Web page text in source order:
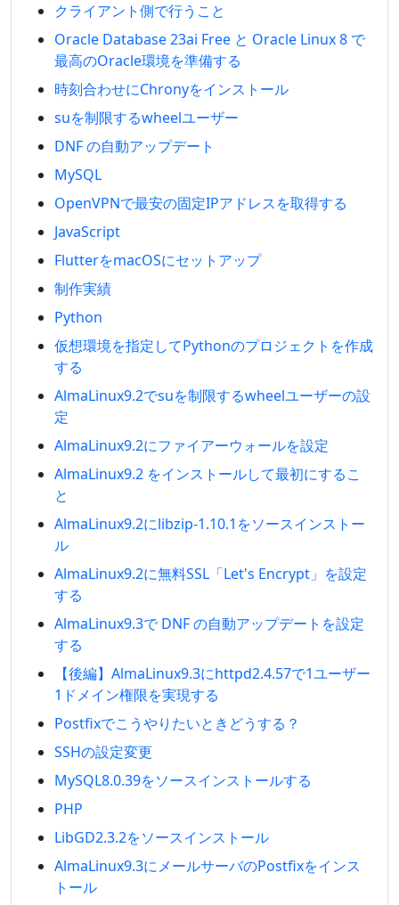
クライアント側で行うこと
Oracle Database 23ai Free と Oracle Linux 8 で
最高のOracle環境を準備する
時刻合わせにChronyをインストール
suを制限するwheelユーザー
DNF の自動アップデート
MySQL
OpenVPNで最安の固定IPアドレスを取得する
JavaScript
FlutterをmacOSにセットアップ
制作実績
Python
仮想環境を指定してPythonのプロジェクトを作成
する
AlmaLinux9.2でsuを制限するwheelユーザーの設
定
AlmaLinux9.2にファイアーウォールを設定
AlmaLinux9.2 をインストールして最初にするこ
と
AlmaLinux9.2にlibzip-1.10.1をソースインストー
ル
AlmaLinux9.2に無料SSL「Let's Encrypt」を設定
する
AlmaLinux9.3で DNF の自動アップデートを設定
する
【後編】AlmaLinux9.3にhttpd2.4.57で1ユーザー
1ドメイン権限を実現する
Postfixでこうやりたいときどうする？
SSHの設定変更
MySQL8.0.39をソースインストールする
PHP
LibGD2.3.2をソースインストール
AlmaLinux9.3にメールサーバのPostfixをインス
トール